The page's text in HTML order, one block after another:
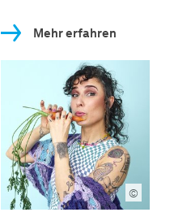
Mehr erfahren
©